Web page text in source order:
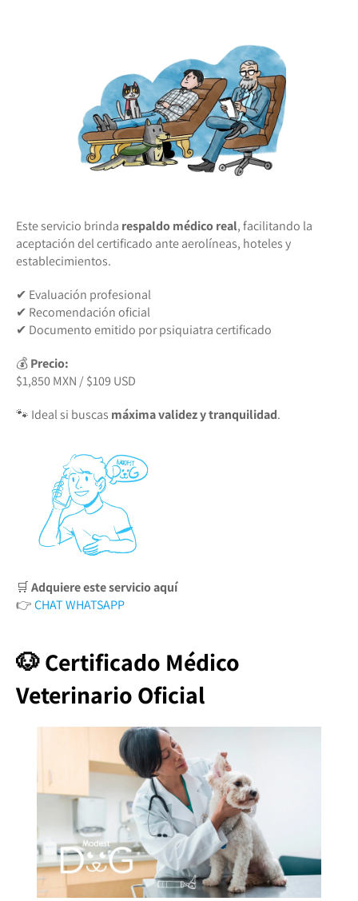
Este servicio brinda respaldo médico real, facilitando la
aceptación del certificado ante aerolíneas, hoteles y
establecimientos.
✔ Evaluación profesional
✔ Recomendación oficial
✔ Documento emitido por psiquiatra certificado
💰Precio:
$1,850 MXN / $109 USD
🐾 Ideal si buscas máxima validez y tranquilidad.
🛒Adquiere este servicio aquí
👉CHAT WHATSAPP
🐶 Certificado Médico
Veterinario Oficial